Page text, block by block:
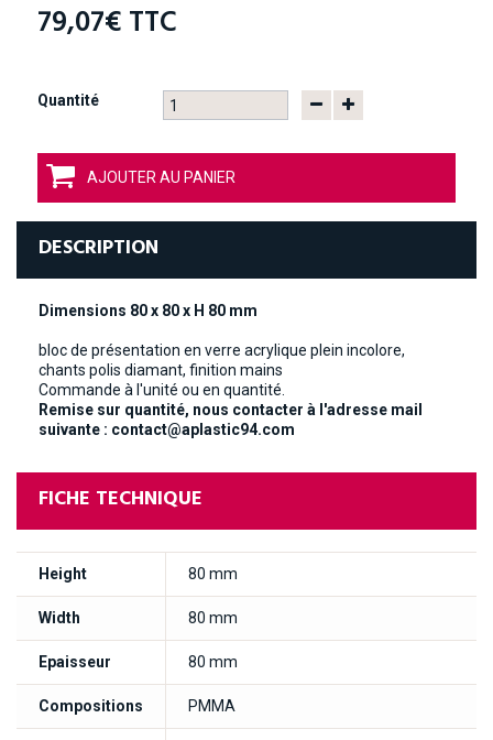
79,07€TTC
Quantité
AJOUTER AU PANIER
DESCRIPTION
Dimensions 80 x 80 x H 80 mm
bloc de présentation en verre acrylique plein incolore,
chants polis diamant, finition mains
Commande à l'unité ou en quantité.
Remise sur quantité, nous contacter à l'adresse mail
suivante : contact@aplastic94.com
FICHE TECHNIQUE
Height 80 mm
Width 80 mm
Epaisseur 80 mm
Compositions PMMA